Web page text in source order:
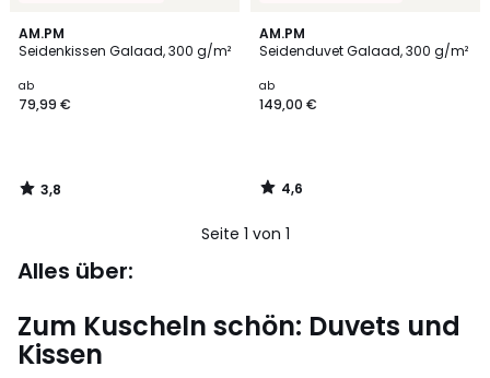
AM.PM
Seidenkissen Galaad, 300 g/m²
Ab
79,99
ab
79,99 €
3,8
/ 5
3,8
/
AM.PM
Seidenduvet Galaad, 300 g/m²
ab
149,00 €
4,6
/ 5
4,6
/
Seite 1 von 1
Alles über:
Zum Kuscheln schön: Duvets und
Kissen